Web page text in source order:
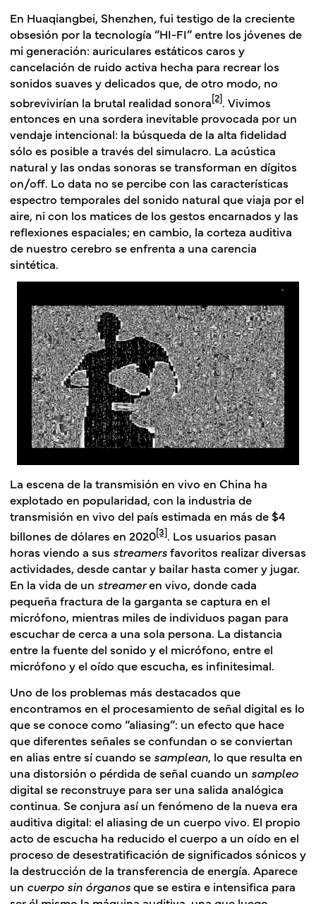
En Huaqiangbei, Shenzhen, fui testigo de la creciente
obsesión por la tecnología “HI-FI” entre los jóvenes de
mi generación: auriculares estáticos caros y
cancelación de ruido activa hecha para recrear los
sonidos suaves y delicados que, de otro modo, no
sobrevivirían la brutal realidad sonora[2] . Vivimos
entonces en una sordera inevitable provocada por un
vendaje intencional: la búsqueda de la alta fidelidad
sólo es posible a través del simulacro. La acústica
natural y las ondas sonoras se transforman en dígitos
on/off. Lo data no se percibe con las características
espectro temporales del sonido natural que viaja por el
aire, ni con los matices de los gestos encarnados y las
reflexiones espaciales; en cambio, la corteza auditiva
de nuestro cerebro se enfrenta a una carencia
sintética.
La escena de la transmisión en vivo en China ha
explotado en popularidad, con la industria de
transmisión en vivo del país estimada en más de $4
billones de dólares en 2020[3]. Los usuarios pasan
horas viendo a sus streamersfavoritos realizar diversas
actividades, desde cantar y bailar hasta comer y jugar.
En la vida de un streameren vivo, donde cada
pequeña fractura de la garganta se captura en el
micrófono, mientras miles de individuos pagan para
escuchar de cerca a una sola persona. La distancia
entre la fuente del sonido y el micrófono, entre el
micrófono y el oído que escucha, es infinitesimal.
Uno de los problemas más destacados que
encontramos en el procesamiento de señal digital es lo
que se conoce como “aliasing”: un efecto que hace
que diferentes señales se confundan o se conviertan
en alias entre sí cuando se samplean, lo que resulta en
una distorsión o pérdida de señal cuando un sampleo
digital se reconstruye para ser una salida analógica
continua. Se conjura así un fenómeno de la nueva era
auditiva digital: el aliasing de un cuerpo vivo. El propio
acto de escucha ha reducido el cuerpo a un oído en el
proceso de desestratificación de significados sónicos y
la destrucción de la transferencia de energía. Aparece
un cuerpo sin órganosque se estira e intensifica para